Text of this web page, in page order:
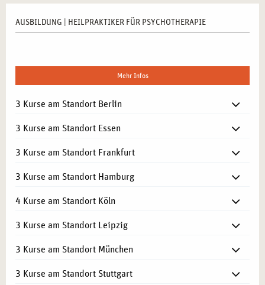
AUSBILDUNG | HEILPRAKTIKER FÜR PSYCHOTHERAPIE
Mehr Infos
3 Kurse am Standort Berlin
3 Kurse am Standort Essen
3 Kurse am Standort Frankfurt
3 Kurse am Standort Hamburg
4 Kurse am Standort Köln
3 Kurse am Standort Leipzig
3 Kurse am Standort München
3 Kurse am Standort Stuttgart